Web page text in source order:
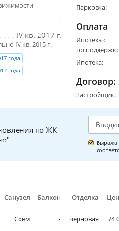
IV кв. 2017 г.
IV кв. 2015 г.
года
года
Парковка:
Оплата
Ипотека с
Ипотека:
Договор:
Застройщик:
по ЖК
Санузел Балкон Отделка
Совм - черновая 74